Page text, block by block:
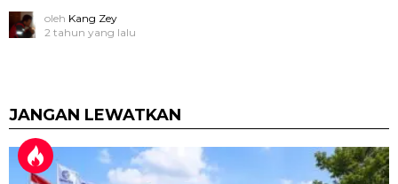
oleh Kang Zey
2 tahun yang lalu
JANGAN LEWATKAN